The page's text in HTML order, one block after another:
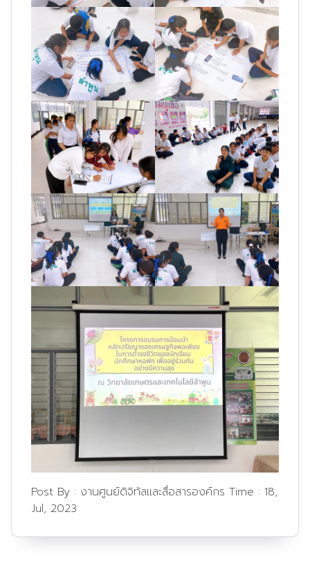
Post By : งานศูนย์ดิจิทัลและสื่อสารองค์กร Time : 18,
Jul, 2023